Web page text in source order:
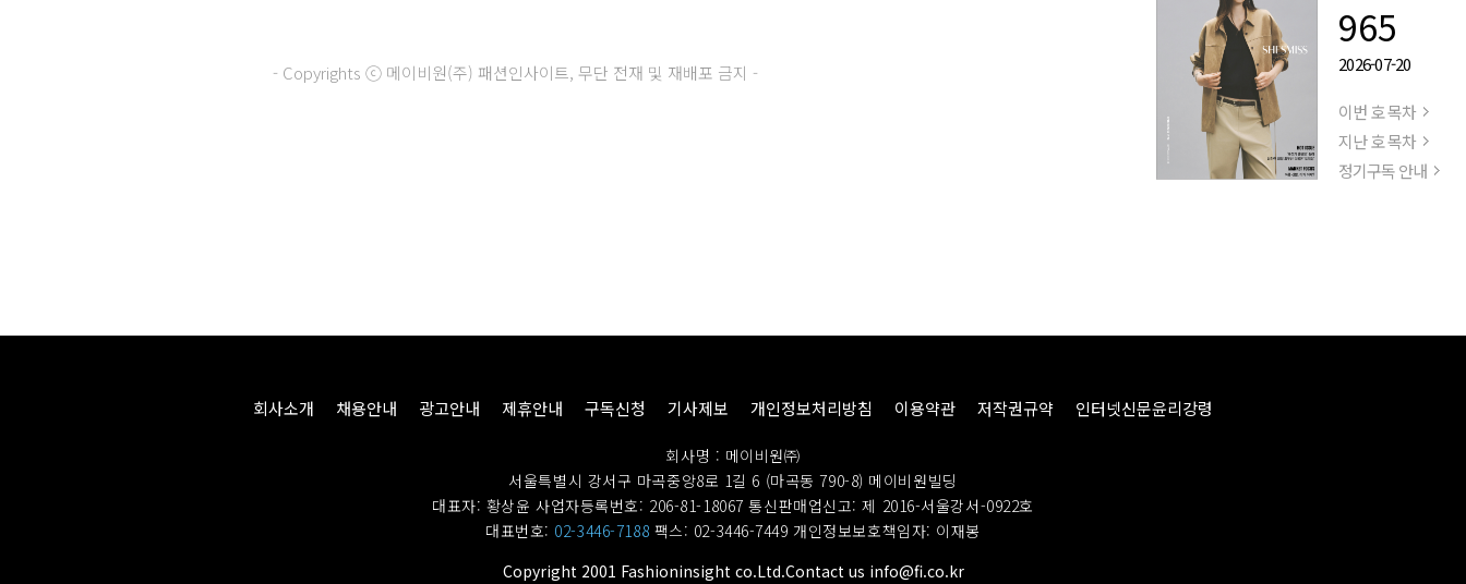
- Copyrights ⓒ 메이비원(주) 패션인사이트, 무단 전재 및 재배포 금지 -
965
2026-07-20
이번 호 목차
지난 호 목차
정기구독 안내
회사소개 채용안내 광고안내 제휴안내 구독신청 기사제보 개인정보처리방침 이용약관 저작권규약 인터넷신문윤리강령
회사명 : 메이비원㈜
서울특별시 강서구 마곡중앙8로 1길 6 (마곡동 790-8) 메이비원빌딩
대표자: 황상윤 사업자등록번호: 206-81-18067통신판매업신고: 제 2016-서울강서-0922호
대표번호: 02-3446-7188 팩스: 02-3446-7449 개인정보보호책임자: 이재봉
Copyright 2001 Fashioninsight co.Ltd.Contact us info@fi.co.kr